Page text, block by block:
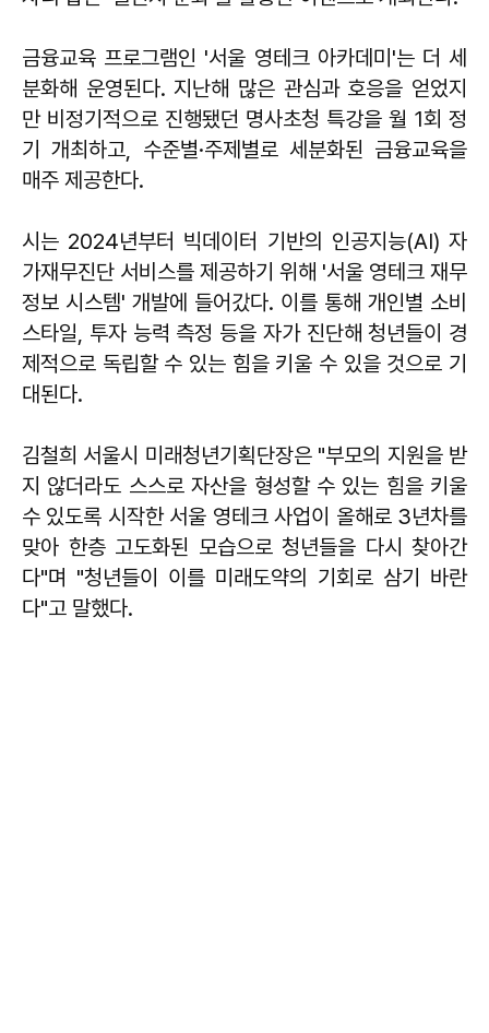
금융교육 프로그램인 '서울 영테크 아카데미'는 더 세
분화해 운영된다. 지난해 많은 관심과 호응을 얻었지
만 비정기적으로 진행됐던 명사초청 특강을 월 1회 정
기 개최하고, 수준별·주제별로 세분화된 금융교육을
매주 제공한다.
시는 2024년부터 빅데이터 기반의 인공지능(AI) 자
가재무진단 서비스를 제공하기 위해 '서울 영테크 재무
정보 시스템' 개발에 들어갔다. 이를 통해 개인별 소비
스타일, 투자 능력 측정 등을 자가 진단해 청년들이 경
제적으로 독립할 수 있는 힘을 키울 수 있을 것으로 기
대된다.
김철희 서울시 미래청년기획단장은 "부모의 지원을 받
지 않더라도 스스로 자산을 형성할 수 있는 힘을 키울
수 있도록 시작한 서울 영테크 사업이 올해로 3년차를
맞아 한층 고도화된 모습으로 청년들을 다시 찾아간
다"며 "청년들이 이를 미래도약의 기회로 삼기 바란
다"고 말했다.